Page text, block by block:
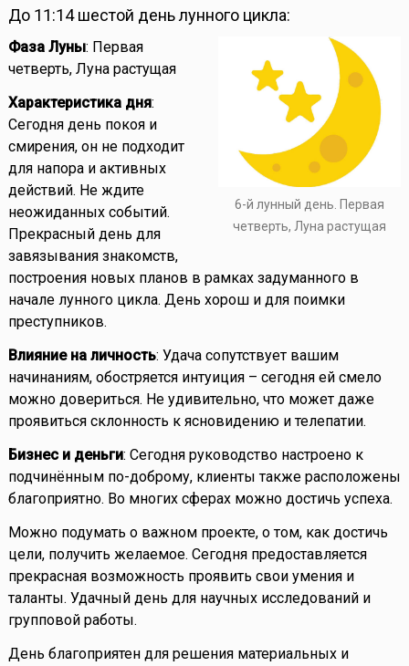
До 11:14 шестой день лунного цикла:
6-й лунный день. Первая
четверть, Луна растущая
Фаза Луны: Первая
четверть, Луна растущая
Характеристика дня:
Сегодня день покоя и
смирения, он не подходит
для напора и активных
действий. Не ждите
неожиданных событий.
Прекрасный день для
завязывания знакомств,
построения новых планов в рамках задуманного в
начале лунного цикла. День хорош и для поимки
преступников.
Влияние на личность: Удача сопутствует вашим
начинаниям, обостряется интуиция – сегодня ей смело
можно довериться. Не удивительно, что может даже
проявиться склонность к ясновидению и телепатии.
Бизнес и деньги: Сегодня руководство настроено к
подчинённым по-доброму, клиенты также расположены
благоприятно. Во многих сферах можно достичь успеха.
Можно подумать о важном проекте, о том, как достичь
цели, получить желаемое. Сегодня предоставляется
прекрасная возможность проявить свои умения и
таланты. Удачный день для научных исследований и
групповой работы.
День благоприятен для решения материальных и